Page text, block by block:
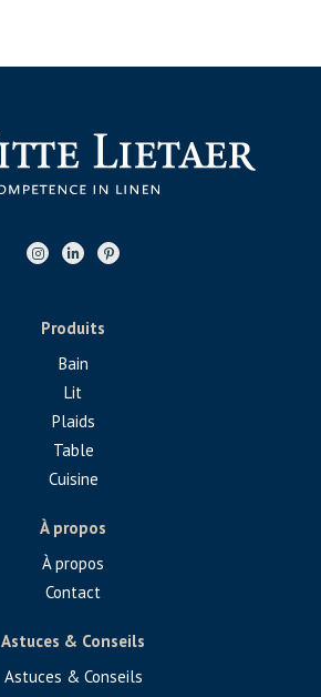
Produits
Bain
Lit
Plaids
Table
Cuisine
À propos
À propos
Contact
Astuces & Conseils
Astuces & Conseils